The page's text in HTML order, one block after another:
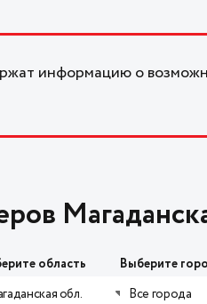
информацию о
область
обл.
Выберите
Все города